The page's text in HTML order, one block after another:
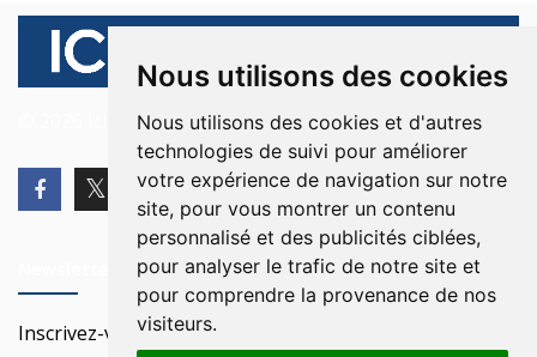
Nous utilisons des cookies
Nous utilisons des cookies et d'autres
technologies de suivi pour améliorer
votre expérience de navigation sur notre
site, pour vous montrer un contenu
personnalisé et des publicités ciblées,
pour analyser le trafic de notre site et
pour comprendre la provenance de nos
visiteurs.
© 2026 Ici Beyrouth. Tous les droits sont réservés.
Inscrivez-vous à notre Newsletter